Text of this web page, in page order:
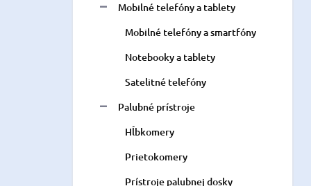
Mobilné telefóny a tablety
Mobilné telefóny a smartfóny
Notebooky a tablety
Satelitné telefóny
Palubné prístroje
Hĺbkomery
Prietokomery
Prístroje palubnej dosky